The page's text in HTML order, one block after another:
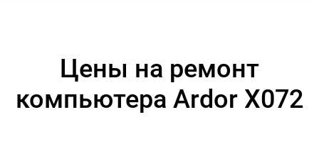
Цены на ремонт
компьютера Ardor X072